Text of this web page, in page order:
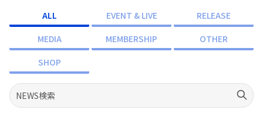
ALL EVENT & LIVE
RELEASE
MEDIA
MEMBERSHIP
OTHER
SHOP